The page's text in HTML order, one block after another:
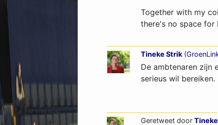
Together with my
there's no space for
Tineke Strik (
De ambtenaren zijn
serieus wil bereiken.
Geretweet door